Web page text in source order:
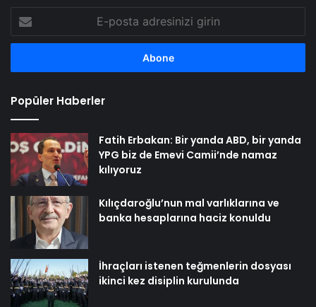
posta
adresinizi
Popüler Haberler
Fatih Erbakan: Bir yanda ABD, bir yanda
YPG biz de Emevi Camii’nde namaz
kılıyoruz
Kılıçdaroğlu’nun mal varlıklarına ve
banka hesaplarına haciz konuldu
İhraçları istenen teğmenlerin dosyası
ikinci kez disiplin kurulunda